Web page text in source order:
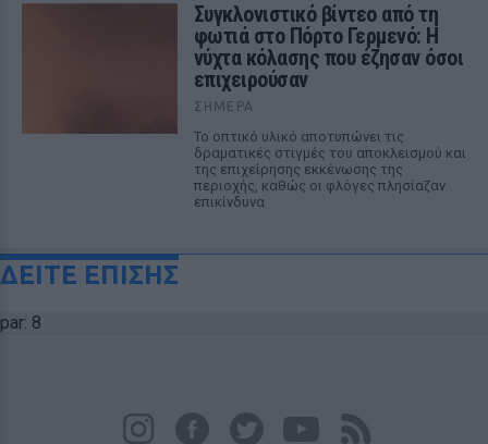
Συγκλονιστικό βίντεο από τη
φωτιά στο Πόρτο Γερμενό: Η
νύχτα κόλασης που έζησαν όσοι
επιχειρούσαν
ΣΉΜΕΡΑ
Το οπτικό υλικό αποτυπώνει τις
δραματικές στιγμές του αποκλεισμού και
της επιχείρησης εκκένωσης της
περιοχής, καθώς οι φλόγες πλησίαζαν
επικίνδυνα
ΔΕΙΤΕ ΕΠΙΣΗΣ
par: 8